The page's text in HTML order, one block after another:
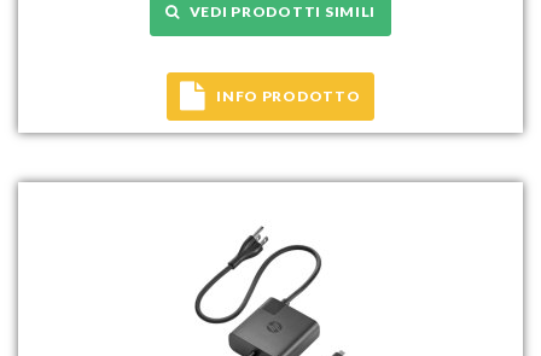
VEDI PRODOTTI SIMILI
INFO PRODOTTO